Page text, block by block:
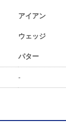
アイアン
ウェッジ
パター
-